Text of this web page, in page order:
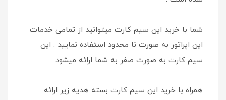
شما با خرید این سیم کارت میتوانید از تمامی خدمات
این اپراتور به صورت نا محدود استفاده نمایید . این
سیم کارت به صورت صفر به شما ارائه میشود .
همراه با خرید این سیم کارت بسته هدیه زیر ارائه